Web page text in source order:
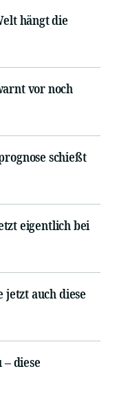
hängt die
vor noch
schießt
eigentlich bei
auch diese
diese